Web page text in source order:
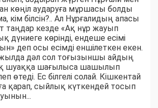
көңіл аударуға мұршасы болды
кім білсін?.. Ал Нұрғалидың апасы
таңдар кезде «Ақ нұр жауып
дүниеге көрінді, ендеше есімі
деп осы есімді еншілеткен екен.
жылда дәл сол тоғызыншы айдың
шуаққа шағылыса шашылып
өтеді. Ес білгелі солай. Кішкентай
қарап, сыйлық күткендей тосып